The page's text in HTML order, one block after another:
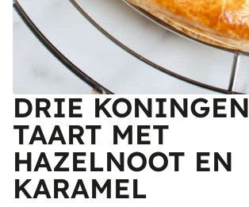
DRIE KONINGEN
TAART MET
HAZELNOOT EN
KARAMEL